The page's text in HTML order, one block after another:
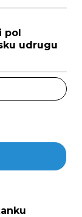
pol
udrugu